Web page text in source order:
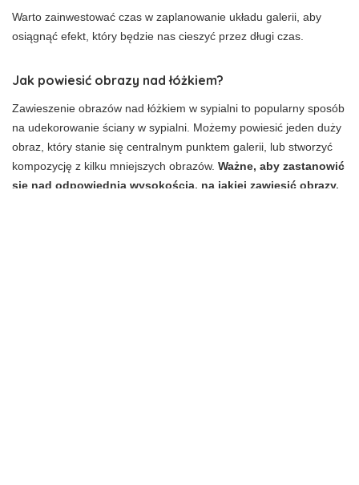
Warto zainwestować czas w zaplanowanie układu galerii, aby
osiągnąć efekt, który będzie nas cieszyć przez długi czas.
Jak powiesić obrazy nad łóżkiem?
Zawieszenie obrazów nad łóżkiem w sypialni to popularny sposób
na udekorowanie ściany w sypialni. Możemy powiesić jeden duży
obraz, który stanie się centralnym punktem galerii, lub stworzyć
kompozycję z kilku mniejszych obrazów. Ważne, aby zastanowić
się nad odpowiednią wysokością, na jakiej zawiesić obrazy,